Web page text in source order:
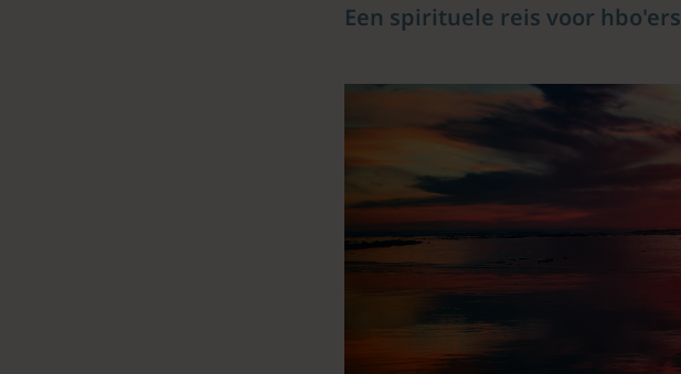
Een spirituele reis voor hbo'ers